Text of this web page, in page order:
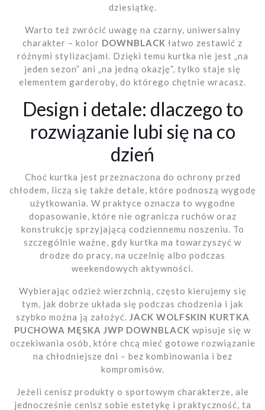
dziesiątkę.
Warto też zwrócić uwagę na czarny, uniwersalny
charakter – kolor DOWNBLACK łatwo zestawić z
różnymi stylizacjami. Dzięki temu kurtka nie jest „na
jeden sezon” ani „na jedną okazję”, tylko staje się
elementem garderoby, do którego chętnie wracasz.
Design i detale: dlaczego to
rozwiązanie lubi się na co
dzień
Choć kurtka jest przeznaczona do ochrony przed
chłodem, liczą się także detale, które podnoszą wygodę
użytkowania. W praktyce oznacza to wygodne
dopasowanie, które nie ogranicza ruchów oraz
konstrukcję sprzyjającą codziennemu noszeniu. To
szczególnie ważne, gdy kurtka ma towarzyszyć w
drodze do pracy, na uczelnię albo podczas
weekendowych aktywności.
Wybierając odzież wierzchnią, często kierujemy się
tym, jak dobrze układa się podczas chodzenia i jak
szybko można ją założyć. JACK WOLFSKIN KURTKA
PUCHOWA MĘSKA JWP DOWNBLACK wpisuje się w
oczekiwania osób, które chcą mieć gotowe rozwiązanie
na chłodniejsze dni – bez kombinowania i bez
kompromisów.
Jeżeli cenisz produkty o sportowym charakterze, ale
jednocześnie cenisz sobie estetykę i praktyczność, ta